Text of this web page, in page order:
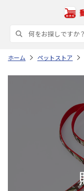
ホーム ペットストア